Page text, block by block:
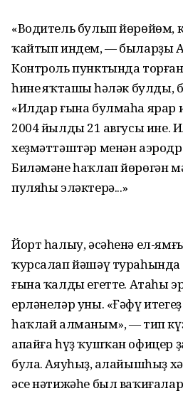
«Водитель булып йөрөйөм,
ҡайтып индем, — быларҙы
Контроль пунктында торған
һинең яҡташың һәләк булды,
«Илдар ғына булмаһа ярар
2004 йылдың 21 авгусы ине.
хеҙмәттәштәр менән
Биләмәне һаҡлап йөрөгән
пуляһы эләктерә...»
Йорт һалыу, әсәһенә ел-
ҡурсалап йәшәү
ғына ҡалды егеттең. Атаһы
ерләнеләр уны. «Ғәфү
һаҡлай алманым», — тип
апайға һүҙ ҡушҡан офицер
була. Аяуһыҙ, аңлайышһыҙ
әсе нәтижәһе был